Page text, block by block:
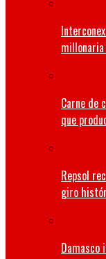
Carne de
que
Repsol
giro
Damasco